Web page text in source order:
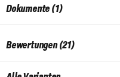
Dokumente (1)
Bewertungen (21)